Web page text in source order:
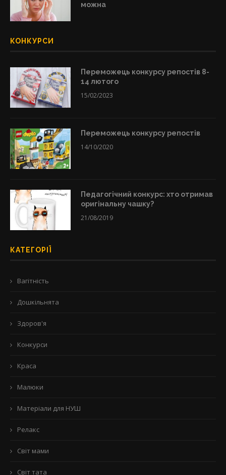
можна
КОНКУРСИ
Переможець конкурсу репостів 8-
14 лютого
15/02/2023
Переможець конкурсу репостів
14/10/2020
Педагогічний конкурс: хто отримав
оригінальну чашку?
21/08/2019
КАТЕГОРІЇ
Вагітність
Дошкільнята
Здоров'я
Конкурси
Краса
Малюки
Матеріали для НУШ
Релакс
Світ мами
Світ тата